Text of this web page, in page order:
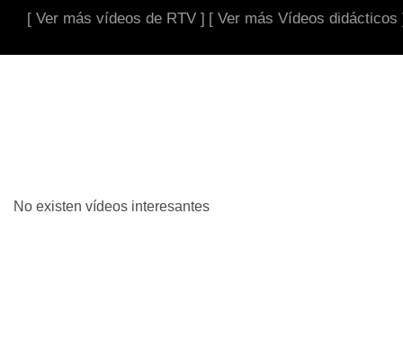
[ Ver más vídeos de RTV ] [ Ver más Vídeos didácticos
No existen vídeos interesantes